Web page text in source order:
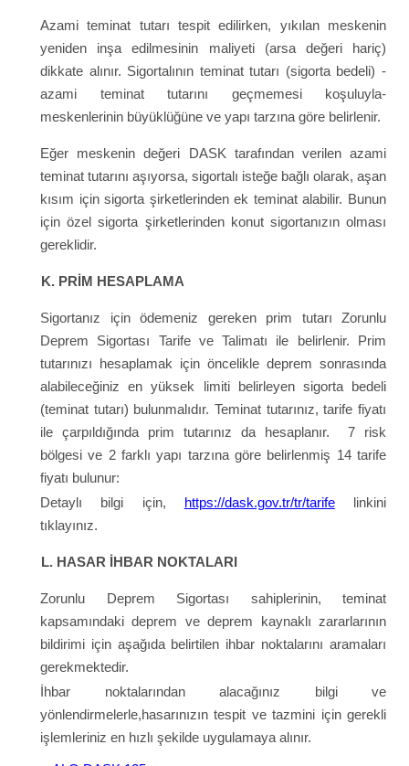
Azami teminat tutarı tespit edilirken, yıkılan meskenin
yeniden inşa edilmesinin maliyeti (arsa değeri hariç)
dikkate alınır. Sigortalının teminat tutarı (sigorta bedeli) -
azami teminat tutarını geçmemesi koşuluyla-
meskenlerinin büyüklüğüne ve yapı tarzına göre belirlenir.
Eğer meskenin değeri DASK tarafından verilen azami
teminat tutarını aşıyorsa, sigortalı isteğe bağlı olarak, aşan
kısım için sigorta şirketlerinden ek teminat alabilir. Bunun
için özel sigorta şirketlerinden konut sigortanızın olması
gereklidir.
K. PRİM HESAPLAMA
Sigortanız için ödemeniz gereken prim tutarı Zorunlu
Deprem Sigortası Tarife ve Talimatı ile belirlenir. Prim
tutarınızı hesaplamak için öncelikle deprem sonrasında
alabileceğiniz en yüksek limiti belirleyen sigorta bedeli
(teminat tutarı) bulunmalıdır. Teminat tutarınız, tarife fiyatı
ile çarpıldığında prim tutarınız da hesaplanır. 7 risk
bölgesi ve 2 farklı yapı tarzına göre belirlenmiş 14 tarife
fiyatı bulunur:
Detaylı bilgi için,
https://dask.gov.tr/tr/tarifelinkini
tıklayınız.
L. HASAR İHBAR NOKTALARI
Zorunlu Deprem Sigortası sahiplerinin, teminat
kapsamındaki deprem ve deprem kaynaklı zararlarının
bildirimi için aşağıda belirtilen ihbar noktalarını aramaları
gerekmektedir.
İhbar noktalarından alacağınız bilgi ve
yönlendirmelerle,hasarınızın tespit ve tazmini için gerekli
işlemleriniz en hızlı şekilde uygulamaya alınır.